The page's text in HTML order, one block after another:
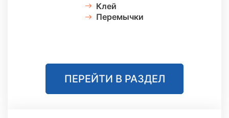
Клей
Перемычки
ПЕРЕЙТИ В РАЗДЕЛ